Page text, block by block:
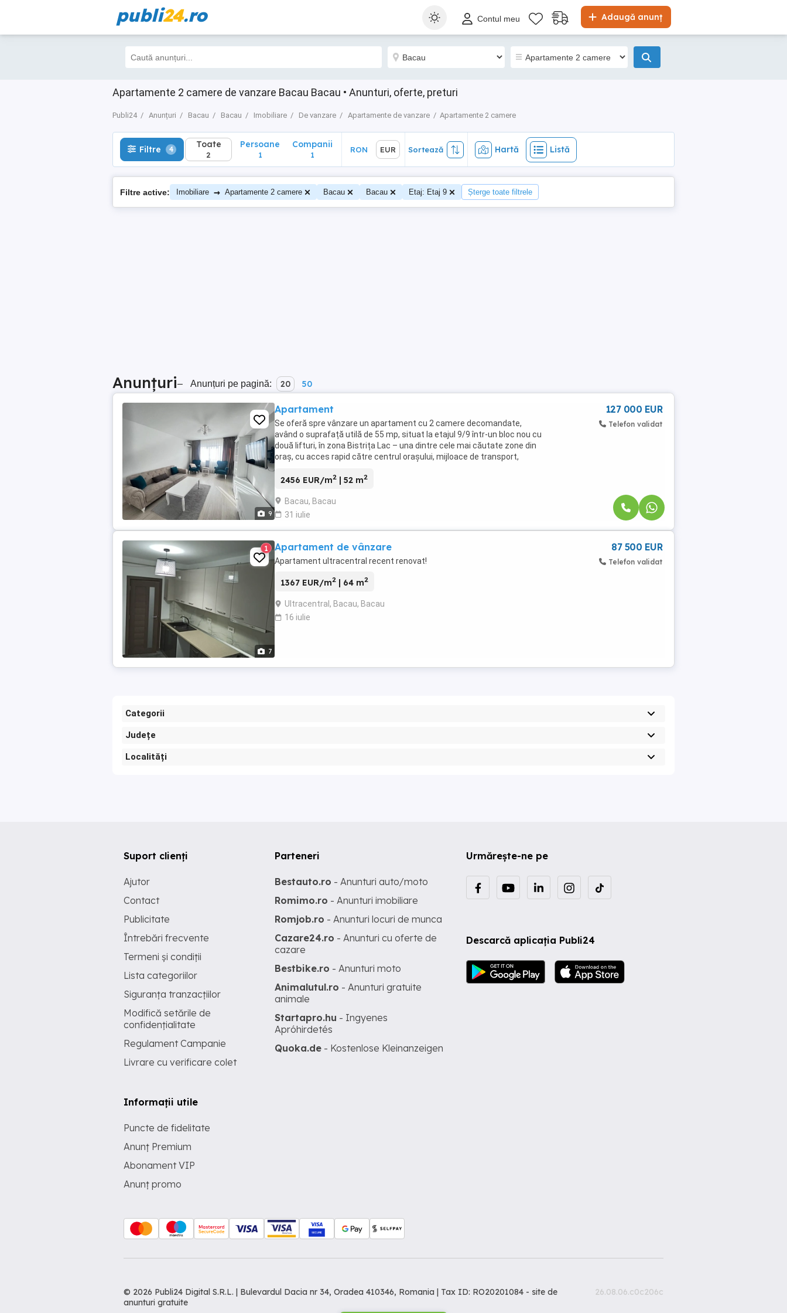
publi24.ro Adaugă anunț
Contul meu
Apartamente 2 camere de vanzare Bacau Bacau • Anunturi, oferte, preturi
Publi24 Anunțuri Bacau Bacau Imobiliare De vanzare Apartamente de vanzare Apartamente 2 camere
Filtre 4 Toate
2
Sortează Hartă Listă
Filtre 4 Toate
2
Persoane
1
Companii
1
RON EUR Sortează Hartă Listă
Filtre active: Imobiliare → Apartamente 2 camere Bacau Bacau Etaj: Etaj 9 Șterge toate filtrele
Anunțuri– Anunțuri pe pagină: 20 50
9
Apartament
Se oferă spre vânzare un apartament cu 2 camere decomandate,
având o suprafață utilă de 55 mp, situat la etajul 9/9 într-un bloc nou cu
două lifturi, în zona Bistrița Lac – una dintre cele mai căutate zone din
oraș, cu acces rapid către centrul orașului, mijloace de transport,
2456 EUR/m2 | 52 m2
Bacau, Bacau
31 iulie
127 000 EUR
Telefon validat
7
1 Apartament de vânzare
Apartament ultracentral recent renovat!
1367 EUR/m2 | 64 m2
Ultracentral, Bacau, Bacau
16 iulie
87 500 EUR
Telefon validat
Categorii
Județe
Localități
Urmărește-ne pe
Descarcă aplicația Publi24
Suport clienți
Ajutor
Contact
Publicitate
Întrebări frecvente
Termeni și condiții
Lista categoriilor
Siguranța tranzacțiilor
Modifică setările de
confidențialitate
Regulament Campanie
Livrare cu verificare colet
Informații utile
Puncte de fidelitate
Anunț Premium
Abonament VIP
Anunț promo
Parteneri
Bestauto.ro - Anunturi auto/moto
Romimo.ro - Anunturi imobiliare
Romjob.ro - Anunturi locuri de munca
Cazare24.ro - Anunturi cu oferte de
cazare
Bestbike.ro - Anunturi moto
Animalutul.ro - Anunturi gratuite
animale
Startapro.hu - Ingyenes
Apróhirdetés
Quoka.de - Kostenlose Kleinanzeigen
© 2026 Publi24 Digital S.R.L. | Bulevardul Dacia nr 34, Oradea 410346, Romania | Tax ID: RO20201084 - site de
anunturi gratuite
26.08.06.c0c206c